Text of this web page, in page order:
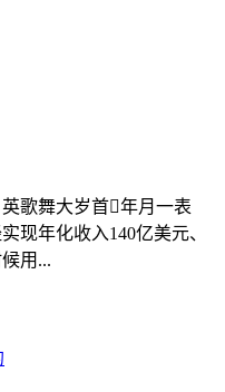
歌舞大岁首年月一表
现年化收入140亿美元、
用...